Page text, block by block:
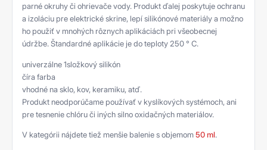
parné okruhy či ohrievače vody. Produkt ďalej poskytuje ochranu
a izoláciu pre elektrické skrine, lepí silikónové materiály a možno
ho použiť v mnohých rôznych aplikáciách pri všeobecnej
údržbe. Štandardné aplikácie je do teploty 250 ° C.
univerzálne 1složkový silikón
číra farba
vhodné na sklo, kov, keramiku, atď.
Produkt neodporúčame používať v kyslíkových systémoch, ani
pre tesnenie chlóru či iných silno oxidačných materiálov.
V kategórii nájdete tiež menšie balenie s objemom50 ml.